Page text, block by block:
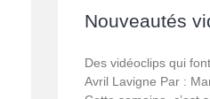
Nouveautés
Des vidéoclips qui
Avril Lavigne Par :